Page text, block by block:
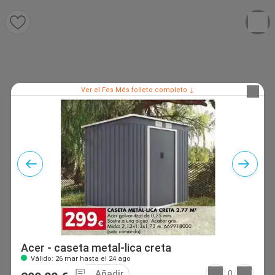
Ver el Fes Més folleto completo ↓
Acer - caseta metal-lica creta
Válido: 26 mar hasta el 24 ago